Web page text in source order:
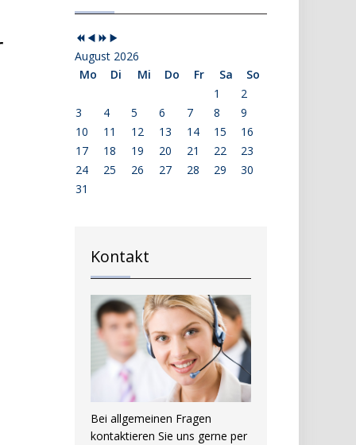
August 2026
Mo
Di Mi Do Fr Sa
So
1
2
3
4 5 6 7 8
9
10
11 12 13 14 15
16
17
18 19 20 21 22
23
24
25 26 27 28 29
30
31
Kontakt
Bei allgemeinen Fragen
kontaktieren Sie uns gerne per